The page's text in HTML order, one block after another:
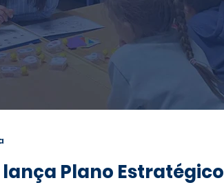
Plano Estratégico